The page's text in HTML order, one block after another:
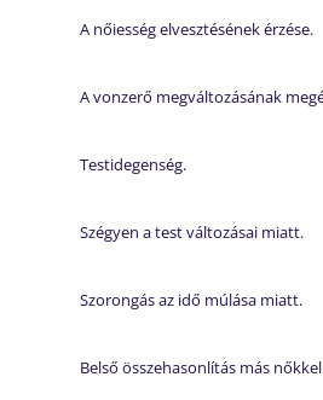
A nőiesség elvesztésének érzése.
A vonzerő megváltozásának
Testidegenség.
Szégyen a test változásai miatt.
Szorongás az idő múlása miatt.
Belső összehasonlítás más